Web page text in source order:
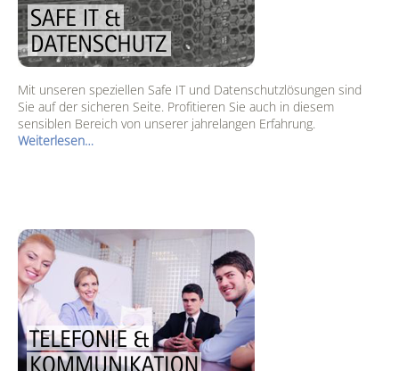
Mit unseren speziellen Safe IT und Datenschutzlösungen sind
Sie auf der sicheren Seite. Profitieren Sie auch in diesem
sensiblen Bereich von unserer jahrelangen Erfahrung.
Weiterlesen…